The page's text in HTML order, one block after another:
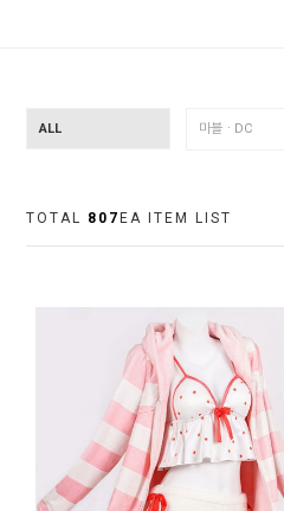
ALL 마블ㆍDC
TOTAL 807 EA ITEM LIST